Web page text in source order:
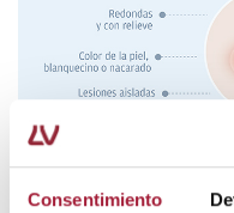
Consentimiento